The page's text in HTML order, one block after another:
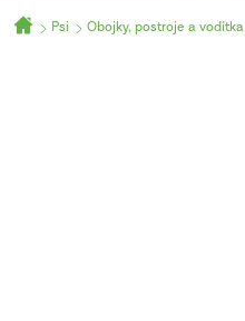
Domů
Psi Obojky, postroje a vodítka